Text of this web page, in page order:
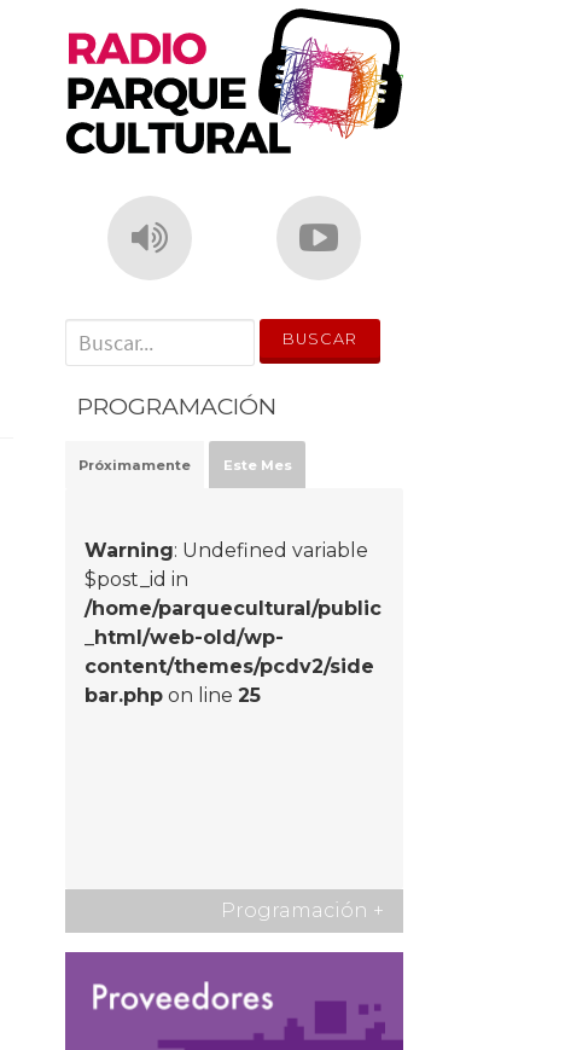
' . __('Search for:') . '
PROGRAMACIÓN
Próximamente Este Mes
Warning: Undefined variable
$post_id in
/home/parquecultural/public
_html/web-old/wp-
content/themes/pcdv2/side
bar.php on line25
Programación +